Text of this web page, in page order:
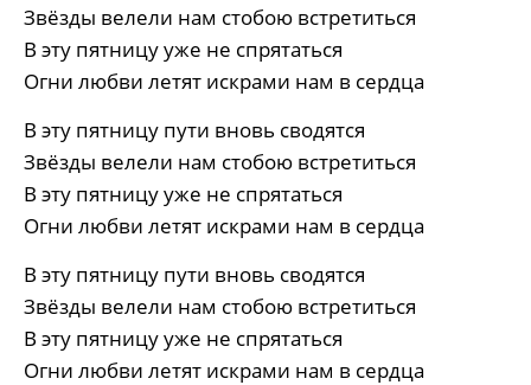
Звёзды велели нам стобою встретиться
В эту пятницу уже не спрятаться
Огни любви летят искрами нам в сердца
В эту пятницу пути вновь сводятся
Звёзды велели нам стобою встретиться
В эту пятницу уже не спрятаться
Огни любви летят искрами нам в сердца
В эту пятницу пути вновь сводятся
Звёзды велели нам стобою встретиться
В эту пятницу уже не спрятаться
Огни любви летят искрами нам в сердца